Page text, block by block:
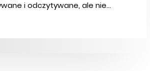
i odczytywane, ale nie...